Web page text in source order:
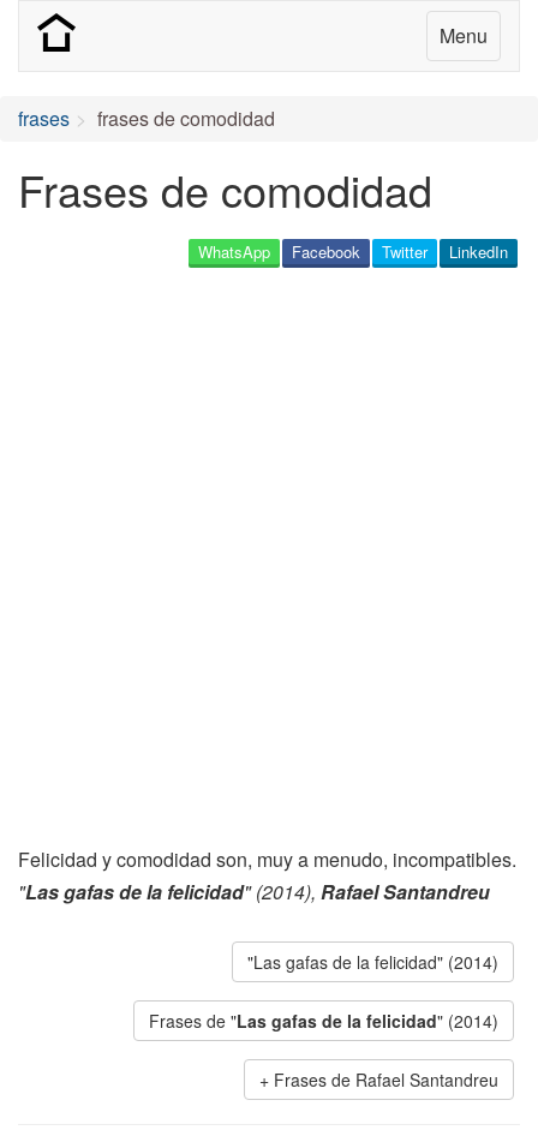
Menu
frases frases de comodidad
Frases de comodidad
LinkedIn
Twitter
Facebook
WhatsApp
Felicidad y comodidad son, muy a menudo, incompatibles.
"Las gafas de la felicidad" (2014), Rafael Santandreu
"Las gafas de la felicidad" (2014)
Frases de "Las gafas de la felicidad" (2014)
Frases de Rafael Santandreu